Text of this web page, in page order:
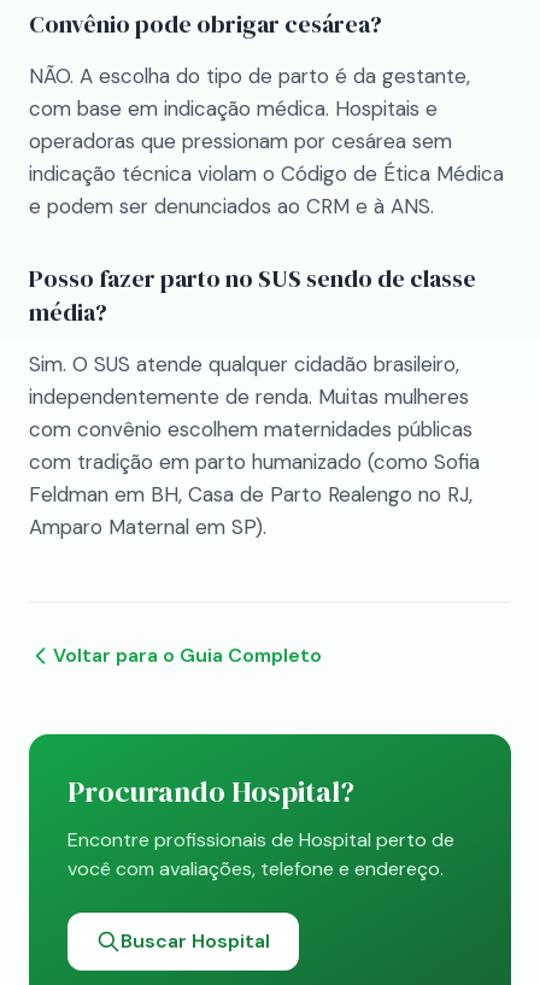
Convênio pode obrigar cesárea?
NÃO. A escolha do tipo de parto é da gestante,
com base em indicação médica. Hospitais e
operadoras que pressionam por cesárea sem
indicação técnica violam o Código de Ética Médica
e podem ser denunciados ao CRM e à ANS.
Posso fazer parto no SUS sendo de classe
média?
Sim. O SUS atende qualquer cidadão brasileiro,
independentemente de renda. Muitas mulheres
com convênio escolhem maternidades públicas
com tradição em parto humanizado (como Sofia
Feldman em BH, Casa de Parto Realengo no RJ,
Amparo Maternal em SP).
Voltar para o Guia Completo
Procurando Hospital?
Encontre profissionais de Hospital perto de
você com avaliações, telefone e endereço.
Buscar Hospital